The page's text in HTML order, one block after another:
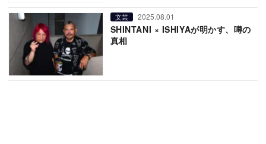
文芸 2025.08.01
SHINTANI × ISHIYAが明かす、噂の
真相